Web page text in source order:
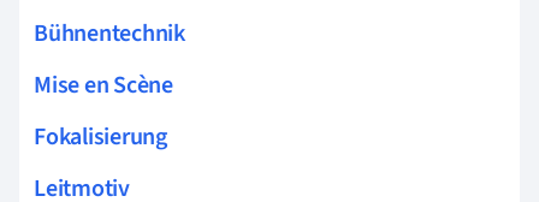
Bühnentechnik
Mise en Scène
Fokalisierung
Leitmotiv